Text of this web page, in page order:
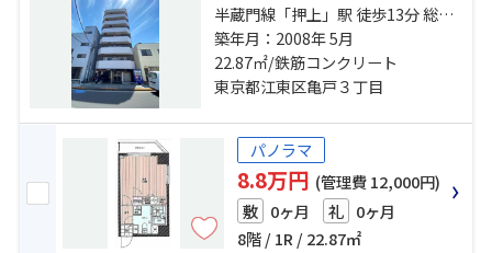
半蔵門線「押上」駅 徒歩13分 総武
本線「錦糸町」駅 徒歩14分 東武亀
戸線「亀戸」駅 徒歩14分
築年月：2008年 5月
22.87㎡/鉄筋コンクリート
東京都江東区亀戸３丁目
パノラマ
8.8万円 (管理費 12,000円)
敷 0ヶ月 礼 0ヶ月
8階 / 1R / 22.87㎡